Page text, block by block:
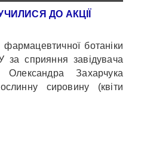
ДО АКЦІЇ
ботаніки
за сприяння завідувача
Захарчука
сировину (квіти
ісландський мох) для
в зоні ведення АТО.